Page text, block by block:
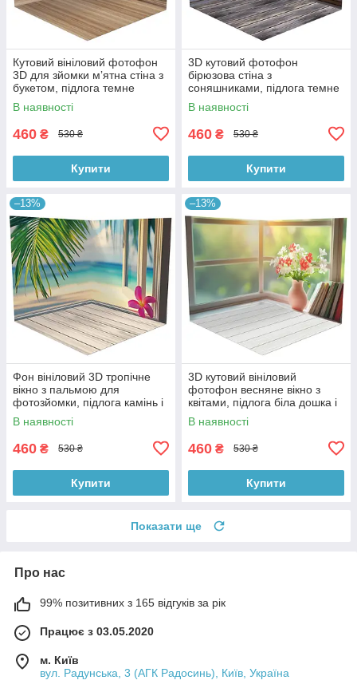
Кутовий вініловий фотофон
3D для зйомки мʼятна стіна з
букетом, підлога темне
дерево, 50×50 см, №58620
В наявності
460 ₴ 530 ₴
Купити
3D кутовий фотофон
бірюзова стіна з
соняшниками, підлога темне
дерево і блакитні дошки,
50×50 см, №58628
В наявності
460 ₴ 530 ₴
Купити
–13%
Фон вініловий 3D тропічне
вікно з пальмою для
фотозйомки, підлога камінь і
біла дошка, 50×50 см,
№58629
В наявності
460 ₴ 530 ₴
Купити
–13%
3D кутовий вініловий
фотофон весняне вікно з
квітами, підлога біла дошка і
камінь, 50×50 см, №58638
В наявності
460 ₴ 530 ₴
Купити
Показати ще
Про нас
99% позитивних з 165 відгуків за рік
Працює з 03.05.2020
м. Київ
вул. Радунська, 3 (АГК Радосинь), Київ, Україна